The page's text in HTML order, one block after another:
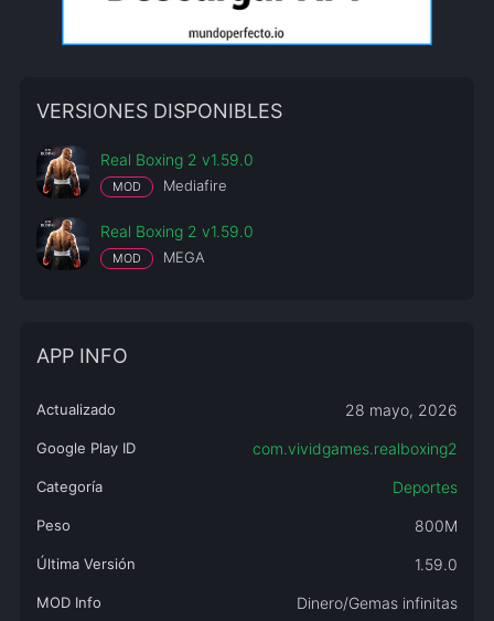
VERSIONES DISPONIBLES
Real Boxing 2 v1.59.0
MOD Mediafire
Real Boxing 2 v1.59.0
MOD MEGA
APP INFO
Actualizado 28 mayo, 2026
Google Play ID com.vividgames.realboxing2
Categoría Deportes
Peso 800M
Última Versión 1.59.0
MOD Info Dinero/Gemas infinitas